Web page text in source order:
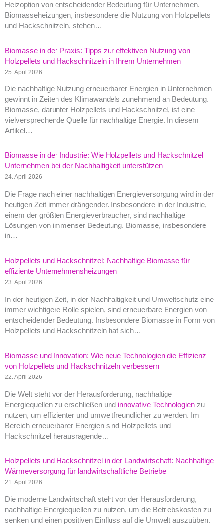
Heizoption von entscheidender Bedeutung für Unternehmen.
Biomasseheizungen, insbesondere die Nutzung von Holzpellets
und Hackschnitzeln, stehen…
Biomasse in der Praxis: Tipps zur effektiven Nutzung von
Holzpellets und Hackschnitzeln in Ihrem Unternehmen
25. April 2026
Die nachhaltige Nutzung erneuerbarer Energien in Unternehmen
gewinnt in Zeiten des Klimawandels zunehmend an Bedeutung.
Biomasse, darunter Holzpellets und Hackschnitzel, ist eine
vielversprechende Quelle für nachhaltige Energie. In diesem
Artikel…
Biomasse in der Industrie: Wie Holzpellets und Hackschnitzel
Unternehmen bei der Nachhaltigkeit unterstützen
24. April 2026
Die Frage nach einer nachhaltigen Energieversorgung wird in der
heutigen Zeit immer drängender. Insbesondere in der Industrie,
einem der größten Energieverbraucher, sind nachhaltige
Lösungen von immenser Bedeutung. Biomasse, insbesondere
in…
Holzpellets und Hackschnitzel: Nachhaltige Biomasse für
effiziente Unternehmensheizungen
23. April 2026
In der heutigen Zeit, in der Nachhaltigkeit und Umweltschutz eine
immer wichtigere Rolle spielen, sind erneuerbare Energien von
entscheidender Bedeutung. Insbesondere Biomasse in Form von
Holzpellets und Hackschnitzeln hat sich…
Biomasse und Innovation: Wie neue Technologien die Effizienz
von Holzpellets und Hackschnitzeln verbessern
22. April 2026
Die Welt steht vor der Herausforderung, nachhaltige
Energiequellen zu erschließen und innovative Technologien zu
nutzen, um effizienter und umweltfreundlicher zu werden. Im
Bereich erneuerbarer Energien sind Holzpellets und
Hackschnitzel herausragende…
Holzpellets und Hackschnitzel in der Landwirtschaft: Nachhaltige
Wärmeversorgung für landwirtschaftliche Betriebe
21. April 2026
Die moderne Landwirtschaft steht vor der Herausforderung,
nachhaltige Energiequellen zu nutzen, um die Betriebskosten zu
senken und einen positiven Einfluss auf die Umwelt auszuüben.